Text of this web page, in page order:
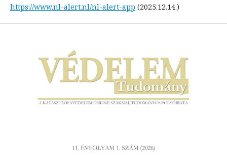
https://www.nl-alert.nl/nl-alert-app (2025.12.14.)